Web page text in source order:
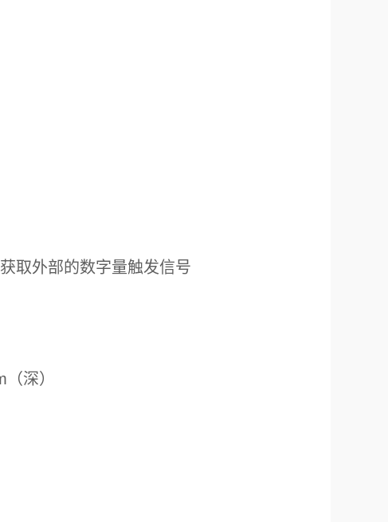
F.S/7d
7d
S
可设置)
+
用条件下）
％，50Hz
于获取外部的数字量触发信号
等）
接口
安装
） × 370mm（深）
（高）
（可定制）